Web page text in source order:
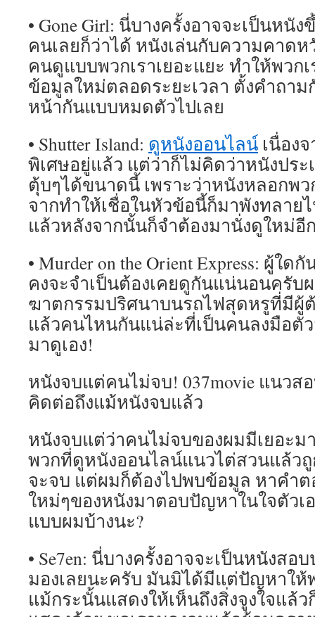
• Gone Girl: นี่บางครั้งอาจจะเป็นหนั
คนเลยก็ว่าได้ หนังเล่นกับความคาด
คนดูแบบพวกเราเยอะแยะ ทำให้พว
ข้อมูลใหม่ตลอดระยะเวลา ตั้งคำถาม
หน้ากันแบบหมดตัวไปเลย
• Shutter Island: ดูหนังออนไลน์ เนื่อง
พิเศษอยู่แล้ว แต่ว่าก็ไม่คิดว่าหนังปร
ตุ้บๆได้ขนาดนี้ เพราะว่าหนังหลอกพ
จากทำให้เชื่อในหัวข้อนี้ก็มาพังทลาย
แล้วหลังจากนั้นก็จำต้องมานั่งดูใหม่อี
• Murder on the Orient Express: ผู้ใ
คงจะจำเป็นต้องเคยดูกันแน่นอนครับ
ฆาตกรรมปริศนาบนรถไฟสุดหรูที่มีผู้ต้
แล้วคนไหนกันแน่ล่ะที่เป็นคนลงมือตัว
มาดูเอง!
หนังจบแต่คนไม่จบ! 037movie แนว
คิดต่อถึงแม้หนังจบแล้ว
หนังจบแต่ว่าคนไม่จบของผมมีเยอะม
พวกที่ดูหนังออนไลน์แนวไต่สวนแล้ว
จะจบ แต่ผมก็ต้องไปพบข้อมูล หาคำ
ใหม่ๆของหนังมาตอบปัญหาในใจตัวเ
แบบผมบ้างนะ?
• Se7en: นี่บางครั้งอาจจะเป็นหนังสอ
มองเลยนะครับ มันมิได้มีแต่ปัญหาให้
แม้กระนั้นแสดงให้เห็นถึงสิ่งจูงใจแล้